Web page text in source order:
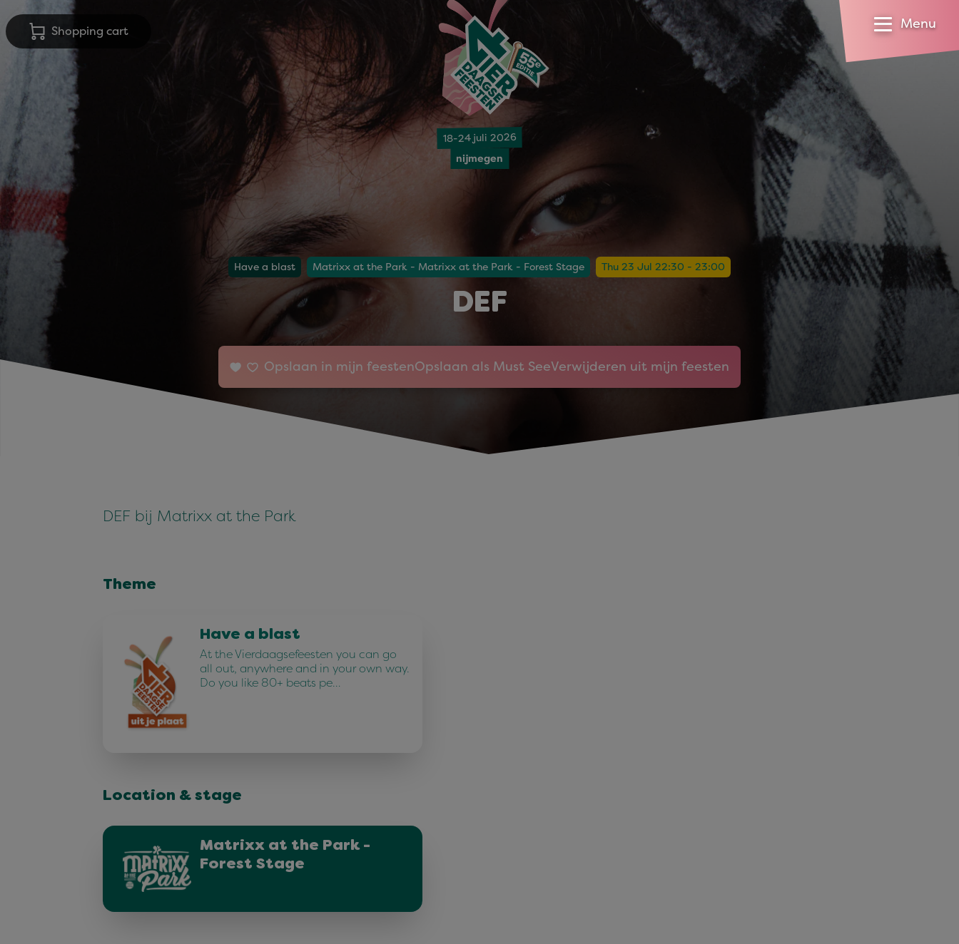
Shopping cart
18-24 juli 2026
nijmegen
Menu
Have a blast Matrixx at the Park - Matrixx at the Park - Forest Stage Thu 23 Jul 22:30 - 23:00
DEF
Opslaan in mijn feestenOpslaan als Must SeeVerwijderen uit mijn feesten
DEF bij Matrixx at the Park
Theme
Have a blast
At the Vierdaagsefeesten you can go
all out, anywhere and in your own way.
Do you like 80+ beats pe…
Location & stage
Matrixx at the Park -
Forest Stage